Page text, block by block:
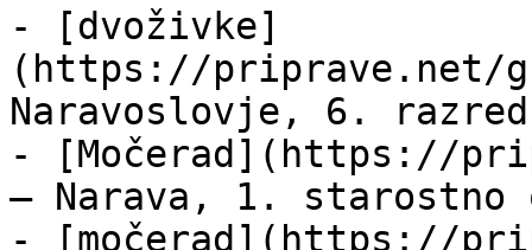
- [dvoživke]
(https://priprave.net/
Naravoslovje, 6.
- [Močerad](https://
— Narava, 1. starostno
- [močerad](https://